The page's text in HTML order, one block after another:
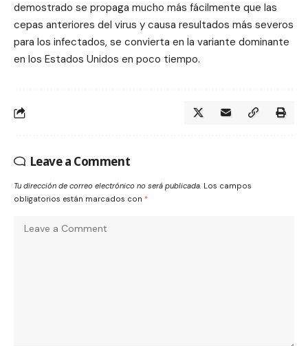
demostrado se propaga mucho más fácilmente que las
cepas anteriores del virus y causa resultados más severos
para los infectados, se convierta en la variante dominante
en los Estados Unidos en poco tiempo.
Leave a Comment
Tu dirección de correo electrónico no será publicada. Los campos
obligatorios están marcados con *